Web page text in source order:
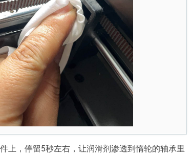
上，停留5秒左右，让润滑剂渗透到惰轮的轴承里